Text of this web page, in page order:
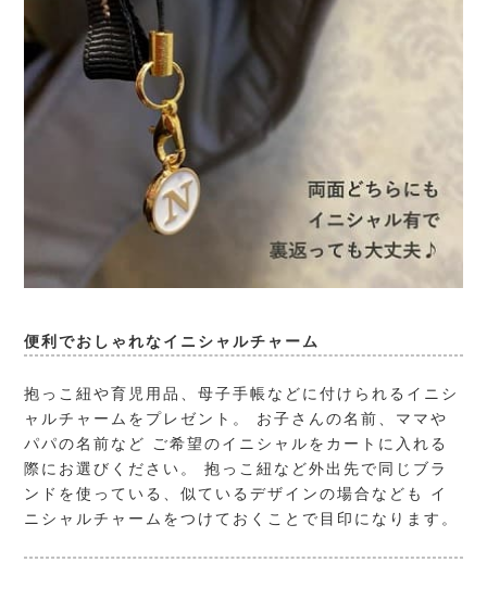
便利でおしゃれなイニシャルチャーム
抱っこ紐や育児用品、母子手帳などに付けられるイニシ
ャルチャームをプレゼント。 お子さんの名前、ママや
パパの名前など ご希望のイニシャルをカートに入れる
際にお選びください。 抱っこ紐など外出先で同じブラ
ンドを使っている、似ているデザインの場合なども イ
ニシャルチャームをつけておくことで目印になります。